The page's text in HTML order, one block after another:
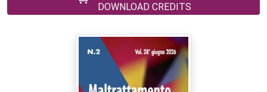
DOWNLOAD CREDITS